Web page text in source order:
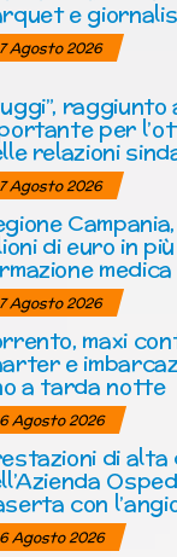
e
7 Agosto 2026
per
relazioni
7 Agosto 2026
di euro in
7 Agosto 2026
maxi
e
a tarda notte
6 Agosto 2026
di alta
con
6 Agosto 2026